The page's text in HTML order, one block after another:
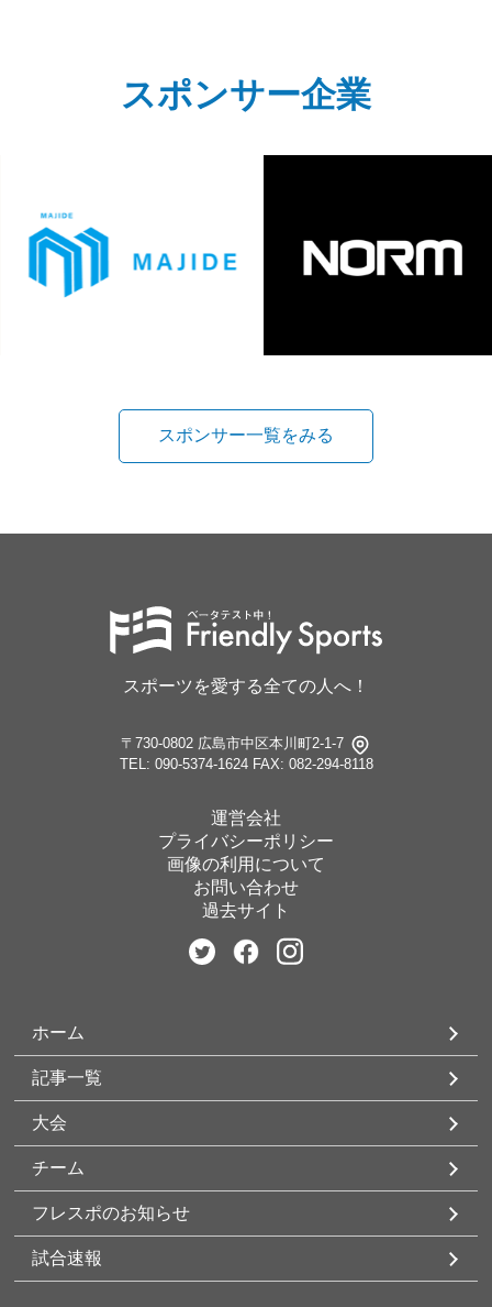
スポンサー企業
スポンサー一覧をみる
スポーツを愛する全ての人へ！
〒730-0802 広島市中区本川町2-1-7
TEL: 090-5374-1624 FAX: 082-294-8118
運営会社
プライバシーポリシー
画像の利用について
お問い合わせ
過去サイト
ホーム
記事一覧
大会
チーム
フレスポのお知らせ
試合速報